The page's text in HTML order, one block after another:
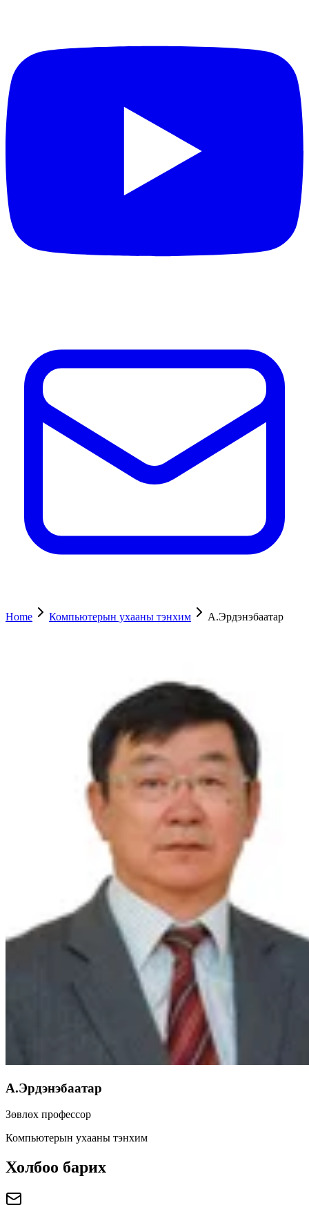
Home Компьютерын ухааны тэнхим А.Эрдэнэбаатар
А.Эрдэнэбаатар
Зөвлөх профессор
Компьютерын ухааны тэнхим
Холбоо барих